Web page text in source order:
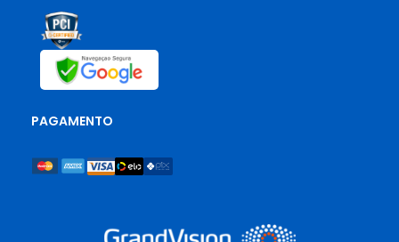
PAGAMENTO